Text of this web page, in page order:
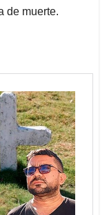
de muerte.